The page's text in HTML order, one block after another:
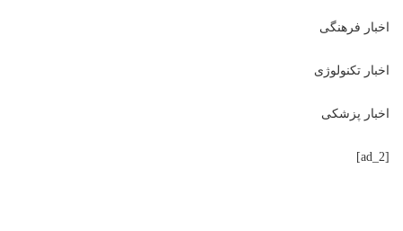
اخبار فرهنگی
اخبار تکنولوژی
اخبار پزشکی
[ad_2]